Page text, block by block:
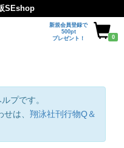
SEshop
新規会員登録で
500pt
プレゼント！
0
プです。
は、 翔泳社刊行物Q＆